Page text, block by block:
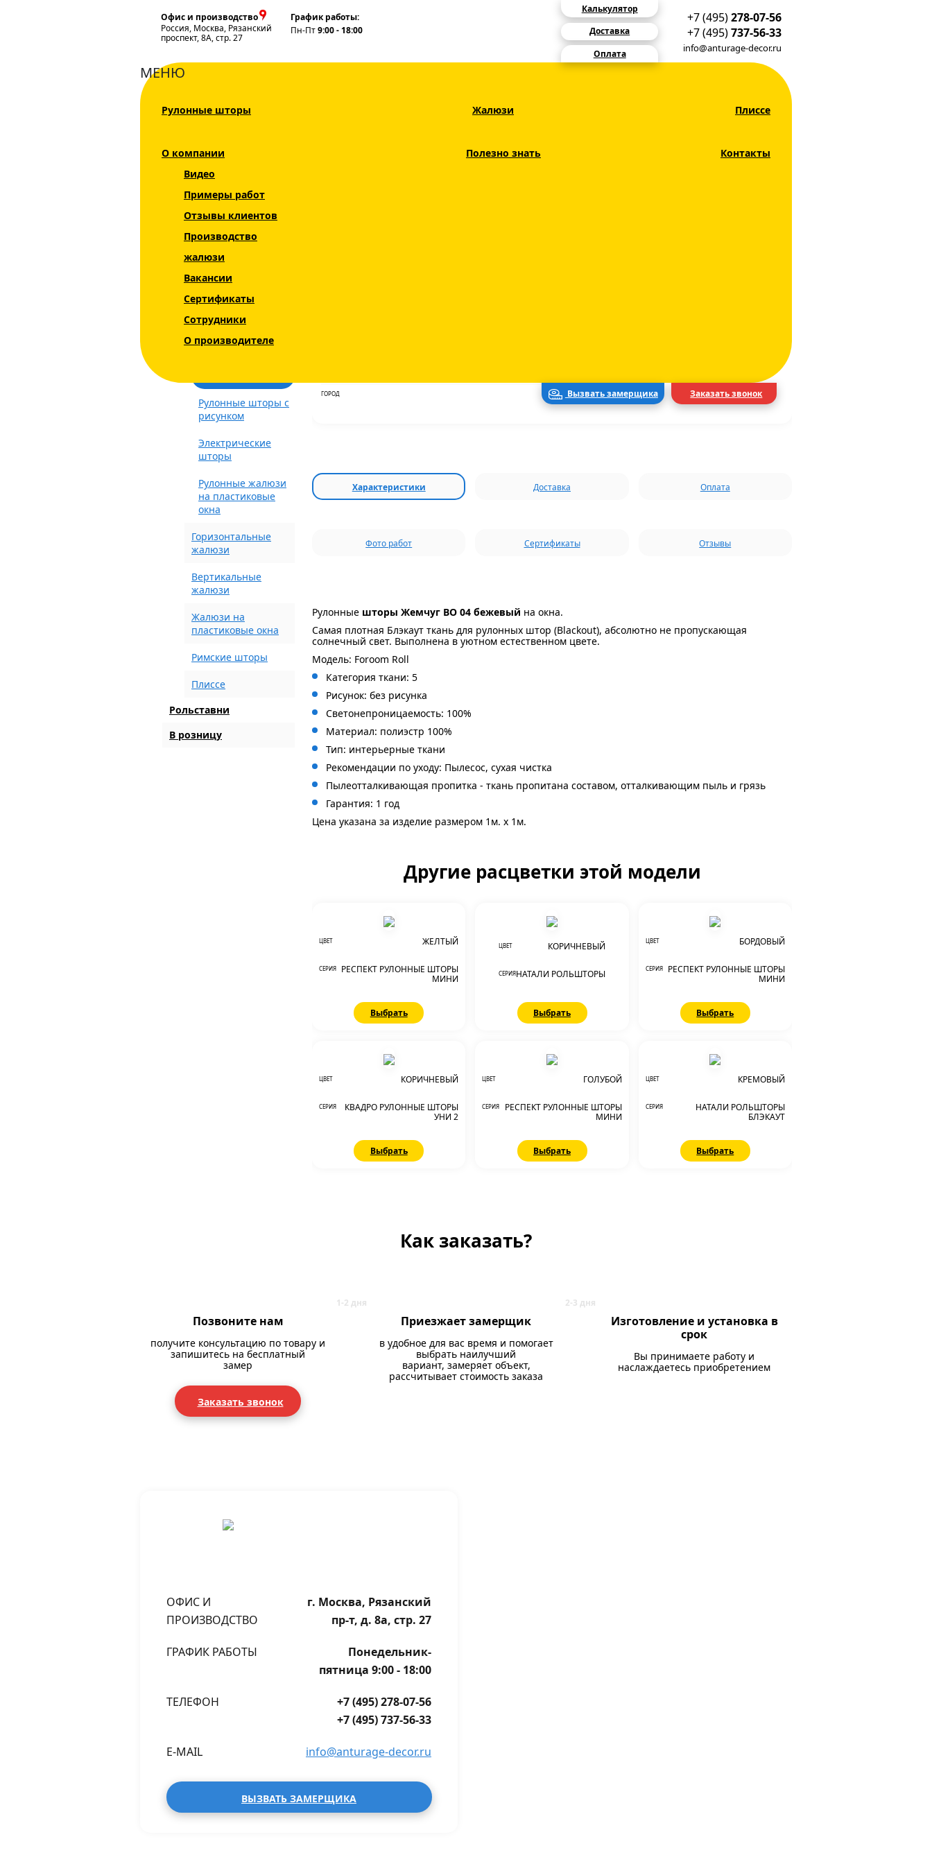
Офис и производство
Россия, Москва, Рязанский
проспект, 8А, стр. 27
График работы:
Пн-Пт9:00 - 18:00
Калькулятор
Доставка
Оплата
+7 (495)278-07-56
+7 (495)737-56-33
info@anturage-decor.ru
МЕНЮ
Рулонные шторы Жалюзи Плиссе
О компании
Видео
Примеры работ
Отзывы клиентов
Производство
жалюзи
Вакансии
Сертификаты
Сотрудники
О производителе
Полезно знать Контакты
Вызвать замерщика Заказать звонок
Главная Жалюзи Рулонные шторы Рулонные шторы Блэкаут Жемчуг бежевый
Рулонные шторы
Рольшторы
SLIM
День Ночь DUO
Уни - Uni 2 INTEGRA
BOX+
Рулонные шторы с
рисунком
Электрические
шторы
Рулонные жалюзи
на пластиковые
окна
Горизонтальные
жалюзи
Вертикальные
жалюзи
Жалюзи на
пластиковые окна
Римские шторы
Плиссе
Рольставни
В розницу
Ткань Жемчуг
ГОРОД Москва
Характеристики Доставка Оплата
Фото работ Сертификаты Отзывы
Рулонные шторы Жемчуг ВО 04 бежевый на окна.
Самая плотная Блэкаут ткань для рулонных штор (Blackout), абсолютно не пропускающая
солнечный свет. Выполнена в уютном естественном цвете.
Модель: Foroom Roll
Категория ткани: 5
Рисунок: без рисунка
Светонепроницаемость: 100%
Материал: полиэстр 100%
Тип: интерьерные ткани
Рекомендации по уходу: Пылесос, сухая чистка
Пылеотталкивающая пропитка - ткань пропитана составом, отталкивающим пыль и грязь
Гарантия: 1 год
Цена указана за изделие размером 1м. x 1м.
Другие расцветки этой модели
ЦВЕТ ЖЕЛТЫЙ
СЕРИЯ
РЕСПЕКТ РУЛОННЫЕ ШТОРЫ
МИНИ
Выбрать
ЦВЕТ КОРИЧНЕВЫЙ
СЕРИЯНАТАЛИ РОЛЬШТОРЫ
Выбрать
ЦВЕТ БОРДОВЫЙ
СЕРИЯ
РЕСПЕКТ РУЛОННЫЕ ШТОРЫ
МИНИ
Выбрать
ЦВЕТ КОРИЧНЕВЫЙ
СЕРИЯ
КВАДРО РУЛОННЫЕ ШТОРЫ
УНИ 2
Выбрать
ЦВЕТ ГОЛУБОЙ
СЕРИЯ
РЕСПЕКТ РУЛОННЫЕ ШТОРЫ
МИНИ
Выбрать
ЦВЕТ КРЕМОВЫЙ
СЕРИЯ
НАТАЛИ РОЛЬШТОРЫ
БЛЭКАУТ
Выбрать
Как заказать?
Позвоните нам
получите консультацию по товару и
запишитесь на бесплатный
замер
Заказать звонок
Приезжает замерщик
в удобное для вас время и помогает
выбрать наилучший
вариант, замеряет объект,
рассчитывает стоимость заказа
Изготовление и установка в
срок
Вы принимаете работу и
наслаждаетесь приобретением
ОФИС И
ПРОИЗВОДСТВО
г. Москва, Рязанский
пр-т, д. 8а, стр. 27
ГРАФИК РАБОТЫ
Понедельник-
пятница 9:00 - 18:00
ТЕЛЕФОН
+7 (495) 278-07-56
+7 (495) 737-56-33
E-MAIL info@anturage-decor.ru
ВЫЗВАТЬ ЗАМЕРЩИКА